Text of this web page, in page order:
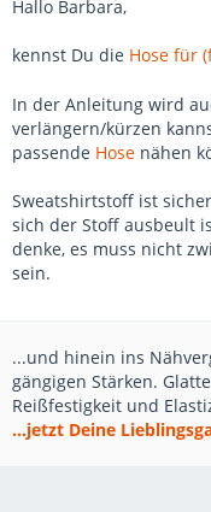
Hallo Barbara,
kennst Du die Hose für
In der Anleitung wird
verlängern/kürzen
passende Hose nähen
Sweatshirtstoff ist
sich der Stoff ausbeult
denke, es muss nicht
sein.
...und hinein ins
gängigen Stärken.
Reißfestigkeit und
...jetzt Deine